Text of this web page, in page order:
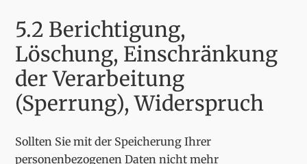
5.2 Berichtigung,
Löschung, Einschränkung
der Verarbeitung
(Sperrung), Widerspruch
Sollten Sie mit der Speicherung Ihrer
personenbezogenen Daten nicht mehr